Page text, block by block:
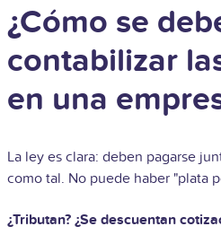
¿Cómo se
contabilizar
en una
La ley es clara: deben pagarse
como tal. No puede haber "plata
¿Tributan? ¿Se descuentan